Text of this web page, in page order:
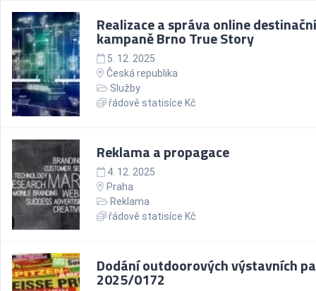
Realizace a správa online destinační
kampaně Brno True Story
5. 12. 2025
Česká republika
Služby
řádově statisíce Kč
Reklama a propagace
4. 12. 2025
Praha
Reklama
řádově statisíce Kč
Dodání outdoorových výstavních
2025/0172